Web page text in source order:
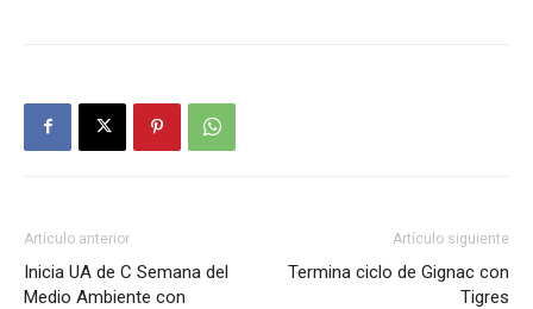
Artículo anterior
Inicia UA de C Semana del
Medio Ambiente con
Artículo siguiente
Termina ciclo de Gignac con
Tigres